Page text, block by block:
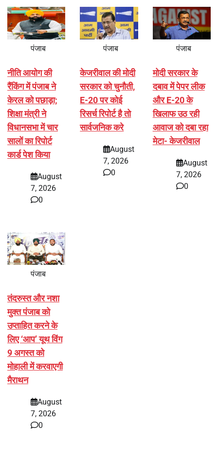
पंजाब
नीति आयोग की
रैंकिंग में पंजाब ने
केरल को पछाड़ा;
शिक्षा मंत्री ने
विधानसभा में चार
सालों का रिपोर्ट
कार्ड पेश किया
August
7, 2026
0
पंजाब
केजरीवाल की मोदी
सरकार को चुनौती,
E-20 पर कोई
रिसर्च रिपोर्ट है तो
सार्वजनिक करे
August
7, 2026
0
पंजाब
मोदी सरकार के
दबाव में पेपर लीक
और E-20 के
खिलाफ उठ रही
आवाज को दबा रहा
मेटा- केजरीवाल
August
7, 2026
0
पंजाब
तंदरुस्त और नशा
मुक्त पंजाब को
उप्ताहित करने के
लिए ‘आप’ यूथ विंग
9 अगस्त को
मोहाली में करवाएगी
मैराथन
August
7, 2026
0